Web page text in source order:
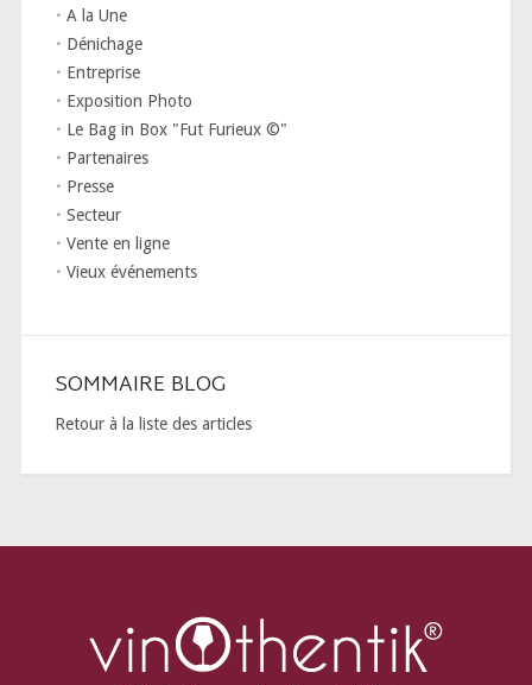
A la Une
Dénichage
Entreprise
Exposition Photo
Le Bag in Box "Fut Furieux ©"
Partenaires
Presse
Secteur
Vente en ligne
Vieux événements
SOMMAIRE BLOG
Retour à la liste des articles